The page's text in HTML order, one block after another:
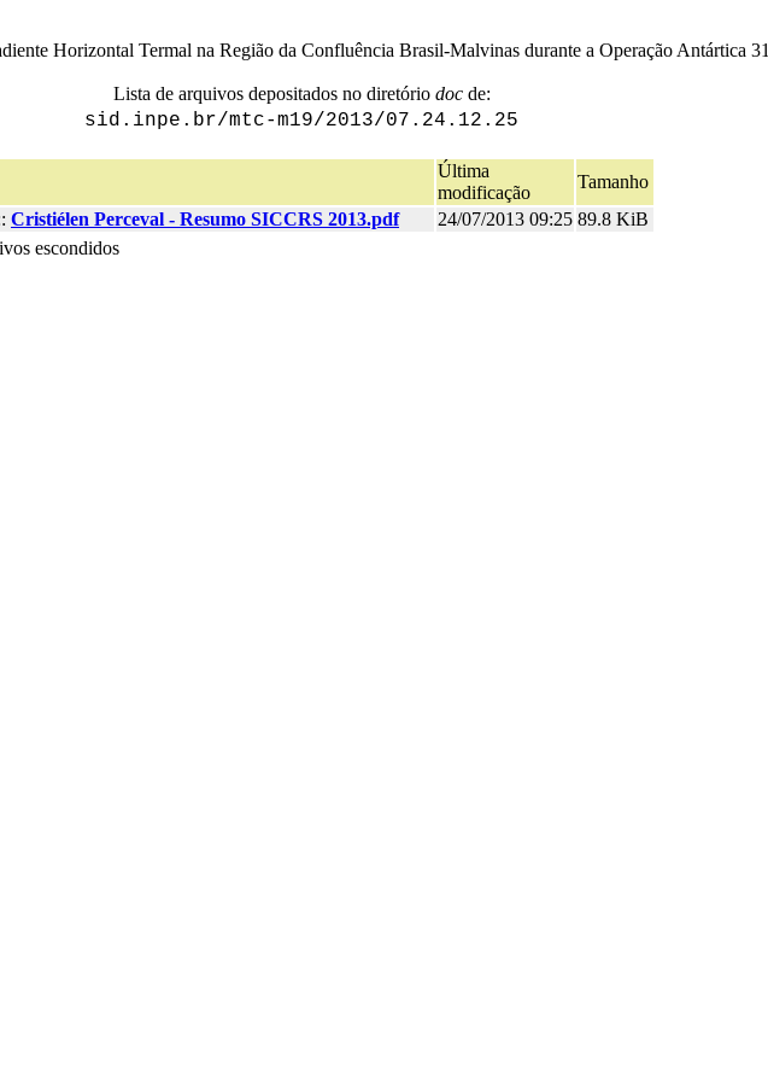
Horizontal Termal na Região da Confluência Brasil-Malvinas durante a Operação Antártica 31
Lista de arquivos depositados no diretório docde:
sid.inpe.br/mtc-m19/2013/07.24.12.25
Última
modificação
Tamanho
Cristiélen Perceval - Resumo SICCRS 2013.pdf 24/07/2013 09:25 89.8 KiB
escondidos